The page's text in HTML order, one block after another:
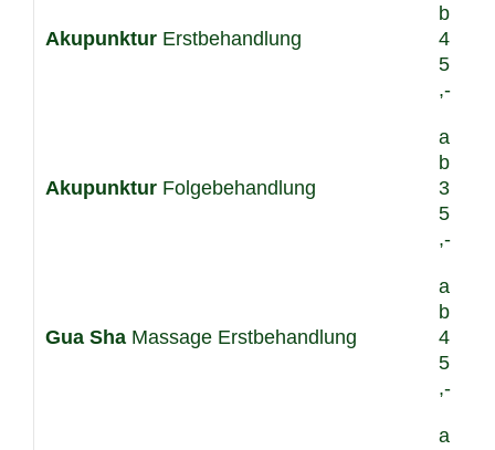
Akupunktur Erstbehandlung
b
4
5
,-
Akupunktur Folgebehandlung
a
b
3
5
,-
Gua Sha Massage Erstbehandlung
a
b
4
5
,-
a